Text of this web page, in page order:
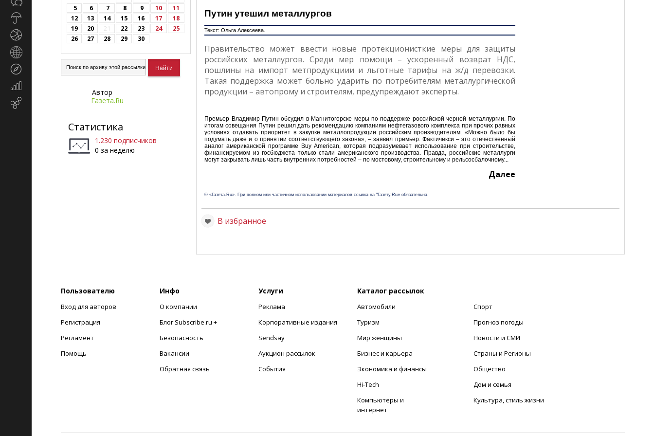
Страны
5
6 7 8 9 10
11
12
13 14 15 16 17
18
19
20 21 22 23 24
25
26
27 28 29 30
Автор
Газета.Ru
Статистика
1.230 подписчиков
0 за неделю
Путин утешил металлургов
Текст: Ольга Алексеева.
Правительство может ввести новые протекционисткие меры для защиты
российских металлургов. Среди мер помощи – ускоренный возврат НДС,
пошлины на импорт метпродукциии и льготные тарифы на ж/д перевозки.
Такая поддержка может больно ударить по потребителям металлургической
продукции – автопрому и строителям, предупреждают эксперты.
Премьер Владимир Путин обсудил в Магнитогорске меры по поддержке российской черной металлургии. По
итогам совещания Путин решил дать рекомендацию компаниям нефтегазового комплекса при прочих равных
условиях отдавать приоритет в закупке металлопродукции российским производителям. «Можно было бы
подумать даже и о принятии соответствующего закона», – заявил премьер. Фактичекси – это отечественный
аналог американской программе Buy American, которая подразумевает использование при строительстве,
финансируемом из госбюджета только стали американского производства. Правда, российские металлурги
могут закрывать лишь часть внутренних потребностей – по мостовому, строительному и рельсосбалочному...
Далее
© «Газета.Ru». При полном или частичном использовании материалов ссылка на "Газету.Ru» обязательна.
В избранное
Пользователю
Вход для авторов
Регистрация
Регламент
Помощь
Инфо
О компании
Блог Subscribe.ru +
Безопасность
Вакансии
Обратная связь
Услуги
Реклама
Корпоративные издания
Sendsay
Аукцион рассылок
События
Каталог рассылок
Автомобили
Туризм
Мир женщины
Бизнес и карьера
Экономика и финансы
Hi-Tech
Компьютеры и
интернет
Спорт
Прогноз погоды
Новости и СМИ
Страны и Регионы
Общество
Дом и семья
Культура, стиль жизни